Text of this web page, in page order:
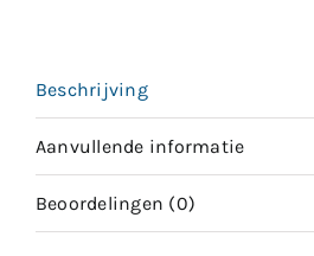
Beschrijving
Aanvullende informatie
Beoordelingen (0)